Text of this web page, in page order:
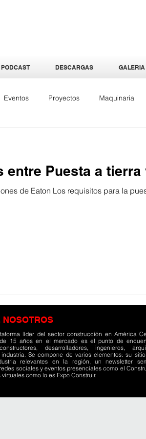
PODCAST DESCARGAS GALERIA
Eventos Proyectos Maquinaria
entre Puesta a tierra
de Eaton Los requisitos para la
líder del sector construcción en América
15 años en el mercado es el punto de
desarrolladores, ingenieros,
Se compone de varios elementos: su
relevantes en la región, un newsletter
sociales y eventos presenciales como el
como lo es Expo Construir.